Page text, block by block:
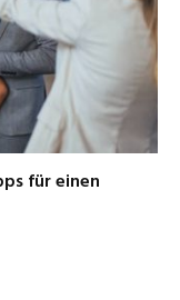
für einen